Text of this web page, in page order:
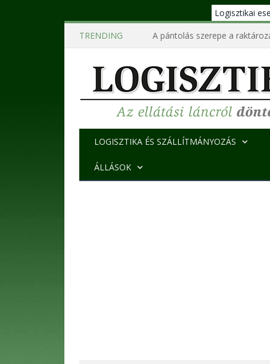
Logisztikai
TRENDING
A pántolás szerepe a
LOGISZTIKA ÉS SZÁLLÍTMÁNYOZÁS
ÁLLÁSOK